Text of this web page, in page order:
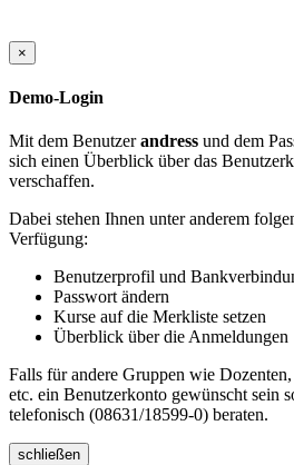
×
Demo-Login
Mit dem Benutzerandress und dem
sich einen Überblick über das
verschaffen.
Dabei stehen Ihnen unter anderem
Verfügung:
Benutzerprofil und
Passwort ändern
Kurse auf die Merkliste setzen
Überblick über die Anmeldungen
Falls für andere Gruppen wie
etc. ein Benutzerkonto gewünscht sein
telefonisch (08631/18599-0) beraten.
schließen